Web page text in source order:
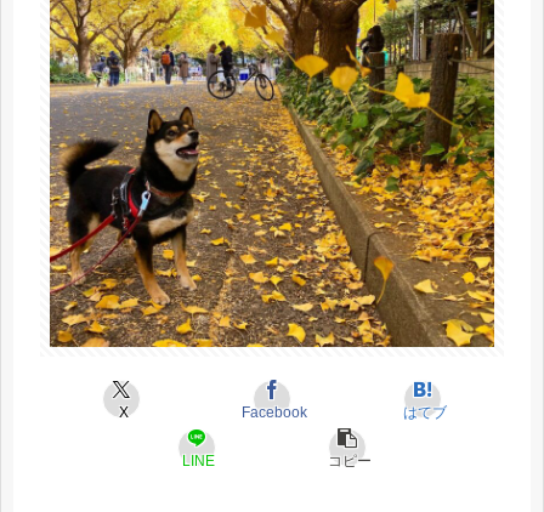
X Facebook はてブ
LINE コピー